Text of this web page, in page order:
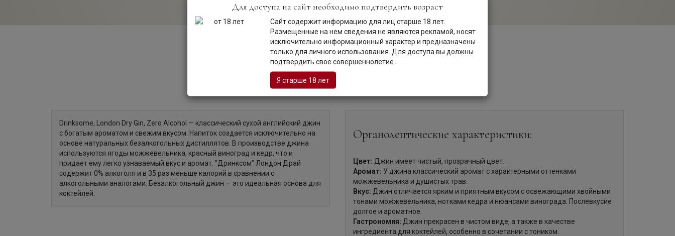
Описание
Drinksome, London Dry Gin, Zero Alcohol — классический сухой английский джин
с богатым ароматом и свежим вкусом. Напиток создается исключительно на
основе натуральных безалкогольных дистиллятов. В производстве джина
используются ягоды можжевельника, красный виноград и кедр, что и
придает ему легко узнаваемый вкус и аромат. "Дринксом" Лондон Драй
содержит 0% алкоголя и в 35 раз меньше калорий в сравнении с
алкогольными аналогами. Безалкогольный джин — это идеальная основа для
коктейлей.
Органолептические характеристики:
Цвет: Джин имеет чистый, прозрачный цвет.
Аромат: У джина классический аромат с характерными оттенками
можжевельника и душистых трав.
Вкус: Джин отличается ярким и приятным вкусом с освежающими хвойными
тонами можжевельника, нотками кедра и нюансами винограда. Послевкусие
долгое и ароматное.
Гастрономия: Джин прекрасен в чистом виде, а также в качестве
ингредиента для коктейлей, особенно в сочетании с тоником.
Для доступа на сайт необходимо подтвердить возраст
Сайт содержит информацию для лиц старше 18 лет.
Размещенные на нем сведения не являются рекламой, носят
исключительно информационный характер и предназначены
только для личного использования. Для доступа вы должны
подтвердить свое совершеннолетие.
Я старше 18 лет